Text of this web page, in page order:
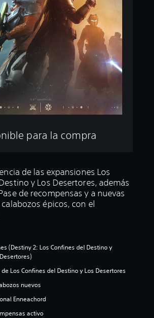
para la compra
de las expansiones Los
y Los Desertores, además
de recompensas y a nuevas
épicos, con el
(Destiny 2: Los Confines del Destino y
Los Confines del Destino y Los Desertores
nuevos
Enneachord
activo